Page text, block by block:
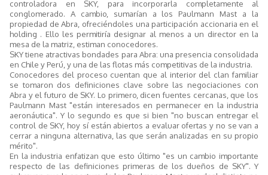
controladora en SKY, para incorporarla completamente al
conglomerado. A cambio, sumarían a los Paulmann Mast a la
propiedad de Abra, ofreciéndoles una participación accionaria en el
holding . Ello les permitiría designar al menos a un director en la
mesa de la matriz, estiman conocedores.
SKY tiene atractivas bondades para Abra: una presencia consolidada
en Chile y Perú, y una de las flotas más competitivas de la industria.
Conocedores del proceso cuentan que al interior del clan familiar
se tomaron dos definiciones clave sobre las negociaciones con
Abra y el futuro de SKY. Lo primero, dicen fuentes cercanas, que los
Paulmann Mast "están interesados en permanecer en la industria
aeronáutica". Y lo segundo es que si bien "no buscan entregar el
control de SKY, hoy sí están abiertos a evaluar ofertas y no se van a
cerrar a ninguna alternativa, las que serán analizadas en su propio
mérito".
En la industria enfatizan que esto último "es un cambio importante
respecto de las definiciones primeras de los dueños de SKY". Y